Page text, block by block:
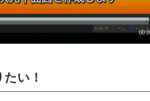
い！